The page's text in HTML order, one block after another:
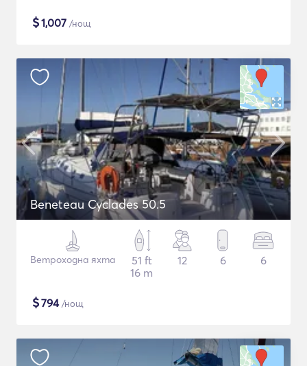
$1,007 /нощ
Beneteau Cyclades 50.5
Ветроходна яхта
51 ft
16 m
12 6 6
$794/нощ